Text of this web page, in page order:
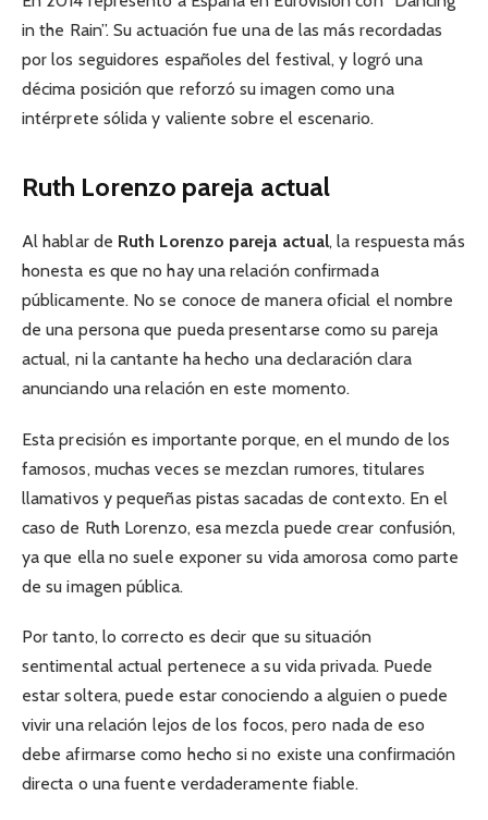
in the Rain”. Su actuación fue una de las más recordadas
por los seguidores españoles del festival, y logró una
décima posición que reforzó su imagen como una
intérprete sólida y valiente sobre el escenario.
Ruth Lorenzo pareja actual
Al hablar de Ruth Lorenzo pareja actual, la respuesta más
honesta es que no hay una relación confirmada
públicamente. No se conoce de manera oficial el nombre
de una persona que pueda presentarse como su pareja
actual, ni la cantante ha hecho una declaración clara
anunciando una relación en este momento.
Esta precisión es importante porque, en el mundo de los
famosos, muchas veces se mezclan rumores, titulares
llamativos y pequeñas pistas sacadas de contexto. En el
caso de Ruth Lorenzo, esa mezcla puede crear confusión,
ya que ella no suele exponer su vida amorosa como parte
de su imagen pública.
Por tanto, lo correcto es decir que su situación
sentimental actual pertenece a su vida privada. Puede
estar soltera, puede estar conociendo a alguien o puede
vivir una relación lejos de los focos, pero nada de eso
debe afirmarse como hecho si no existe una confirmación
directa o una fuente verdaderamente fiable.